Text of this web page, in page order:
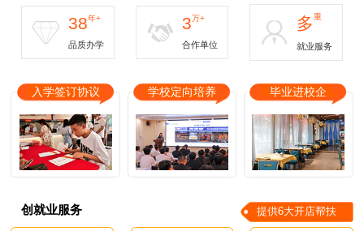
38年+
品质办学
3万+
合作单位
多重
就业服务
入学签订协议 学校定向培养 毕业进校企
创就业服务 提供6大开店帮扶